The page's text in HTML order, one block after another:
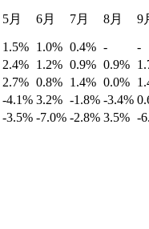
5月 6月 7月 8月 9
1.5% 1.0% 0.4% -
-
2.4% 1.2% 0.9% 0.9%
2.7% 0.8% 1.4% 0.0%
-4.1% 3.2% -1.8% -3.4%
-3.5% -7.0% -2.8% 3.5% -